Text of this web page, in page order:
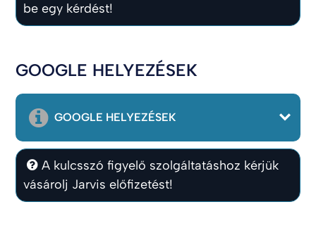
be egy kérdést!
GOOGLE HELYEZÉSEK
GOOGLE HELYEZÉSEK
A kulcsszó figyelő szolgáltatáshoz kérjük
vásárolj Jarvis előfizetést!